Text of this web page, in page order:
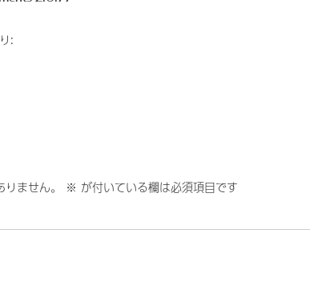
:
ません。 ※ が付いている欄は必須項目です